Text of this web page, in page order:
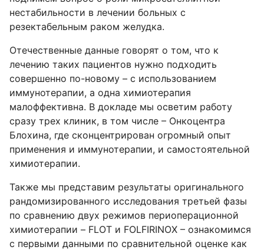
нестабильности в лечении больных с
резектабельным раком желудка.
Отечественные данные говорят о том, что к
лечению таких пациентов нужно подходить
совершенно по-новому – с использованием
иммунотерапии, а одна химиотерапия
малоффективна. В докладе мы осветим работу
сразу трех клиник, в том числе – Онкоцентра
Блохина, где сконцентрирован огромный опыт
применения и иммунотерапии, и самостоятельной
химиотерапии.
Также мы представим результаты оригинального
рандомизированного исследования третьей фазы
по сравнению двух режимов периоперационной
химиотерапии – FLOT и FOLFIRINOX – ознакомимся
с первыми данными по сравнительной оценке как